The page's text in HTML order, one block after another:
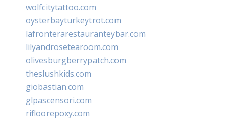
wolfcitytattoo.com
oysterbayturkeytrot.com
lafronterarestauranteybar.com
lilyandrosetearoom.com
olivesburgberrypatch.com
theslushkids.com
giobastian.com
glpascensori.com
rifloorepoxy.com